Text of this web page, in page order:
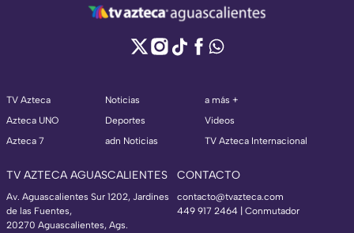
TV Azteca
Azteca UNO
Azteca 7
Noticias
Deportes
adn Noticias
a más +
Videos
TV Azteca Internacional
TV AZTECA AGUASCALIENTES
Av. Aguascalientes Sur 1202, Jardines
de las Fuentes,
20270 Aguascalientes, Ags.
CONTACTO
contacto@tvazteca.com
449 917 2464 | Conmutador